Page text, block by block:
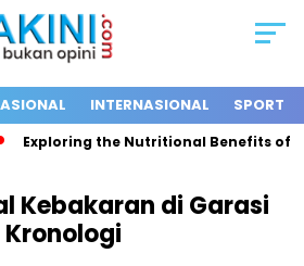
INTERNASIONAL SPORT
the Nutritional Benefits of
Kebakaran di Garasi
Kronologi